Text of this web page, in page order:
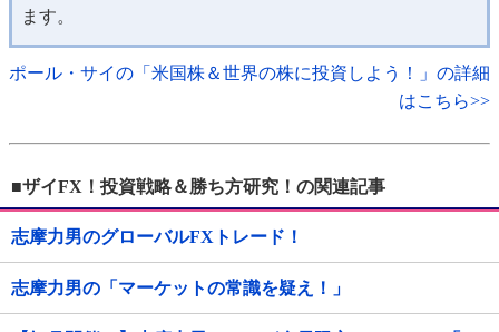
ます。
ポール・サイの「米国株＆世界の株に投資しよう！」の詳細
はこちら>>
■ザイFX！投資戦略＆勝ち方研究！の関連記事
志摩力男のグローバルFXトレード！
志摩力男の「マーケットの常識を疑え！」